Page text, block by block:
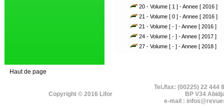
20 - Volume [ 1 ] - Annee [ 2016 ]
21 - Volume [ 0 ] - Annee [ 2016 ]
21 - Volume [ - ] - Annee [ 2016 ]
24 - Volume [ - ] - Annee [ 2017 ]
27 - Volume [ - ] - Annee [ 2018 ]
Haut de page
Copyright © 2016 Lifor
Tel./fax: (00225) 22 444
BP V34
e-mail :